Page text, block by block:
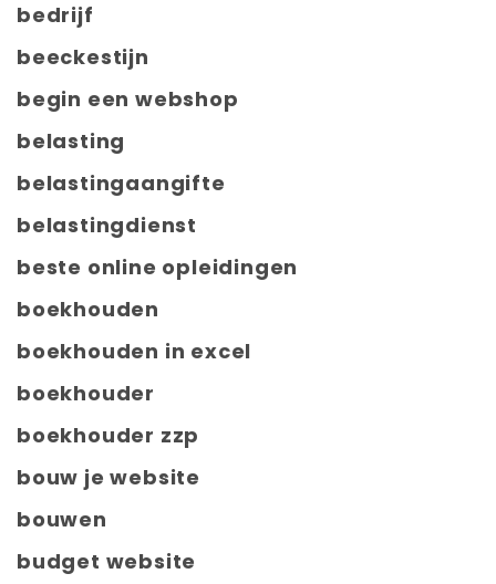
bedrijf
beeckestijn
begin een webshop
belasting
belastingaangifte
belastingdienst
beste online opleidingen
boekhouden
boekhouden in excel
boekhouder
boekhouder zzp
bouw je website
bouwen
budget website